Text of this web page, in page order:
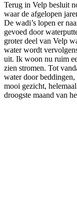
Terug in Velp besluit
waar de afgelopen
De wadi’s lopen er
gevoed door
groter deel van Velp
water wordt
uit. Ik woon nu ruim
zien stromen. Tot
water door beddingen,
mooi gezicht,
droogste maand van